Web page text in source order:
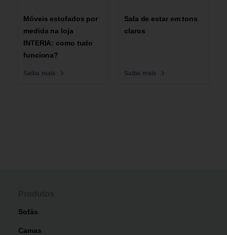
Móveis estofados por
medida na loja
INTERIA: como tudo
funciona?
Saiba mais
Sala de estar em tons
claros
Saiba mais
Sofás
Camas